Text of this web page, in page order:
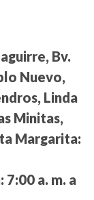
Bv.
Nuevo,
Linda
Minitas,
Margarita:
7:00 a. m. a